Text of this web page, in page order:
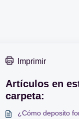
Imprimir
Artículos en
carpeta:
¿Cómo deposito